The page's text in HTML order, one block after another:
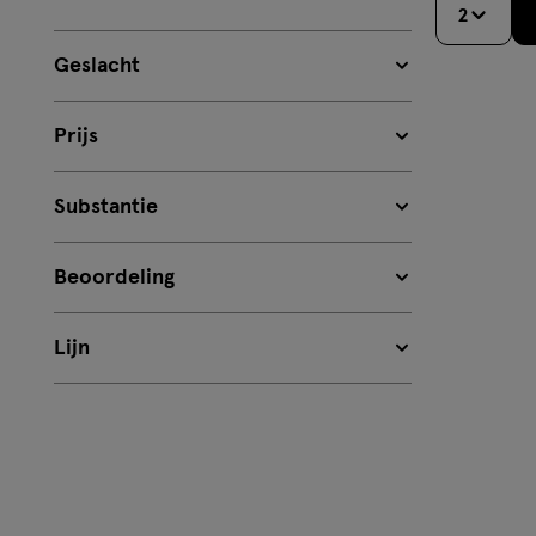
Geslacht
Prijs
Substantie
Beoordeling
Lijn
2